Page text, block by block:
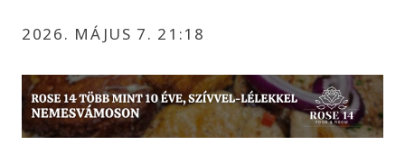
2026. MÁJUS 7. 21:18